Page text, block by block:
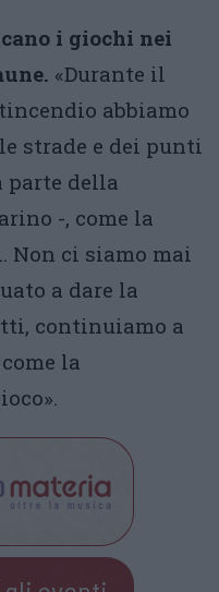
i giochi nei
«Durante il
abbiamo
strade e dei punti
parte della
-, come la
Non ci siamo mai
a dare la
continuiamo a
la